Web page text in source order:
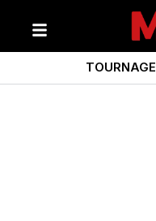
TOURNAGE